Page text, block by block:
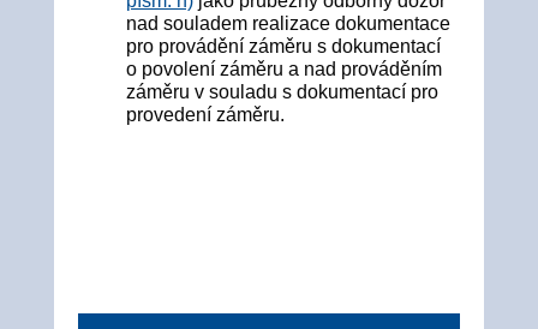
nad souladem realizace dokumentace
pro provádění záměru s dokumentací
o povolení záměru a nad prováděním
záměru v souladu s dokumentací pro
provedení záměru.